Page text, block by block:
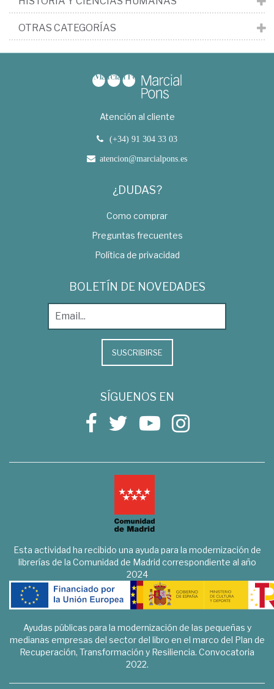
OTRAS CATEGORÍAS
Atención al cliente
(+34) 91 304 33 03
atencion@marcialpons.es
¿DUDAS?
Como comprar
Preguntas frecuentes
Política de privacidad
BOLETÍN DE NOVEDADES
SUSCRIBIRSE
SÍGUENOS EN
Esta actividad ha recibido una ayuda para la modernización de
librerías de la Comunidad de Madrid correspondiente al año
2024
Ayudas públicas para la modernización de las pequeñas y
medianas empresas del sector del libro en el marco del Plan de
Recuperación, Transformación y Resiliencia. Convocatoria
2022.